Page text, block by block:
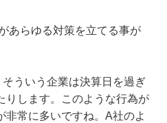
あらゆる対策を立てる事が
ういう企業は決算日を過ぎ
りします。このような行為が
非常に多いですね。A社のよ